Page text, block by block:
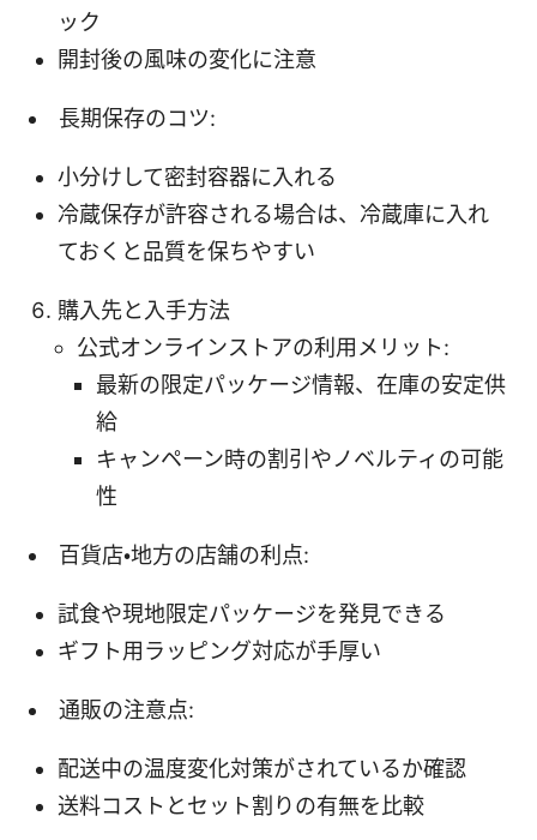
ック
開封後の風味の変化に注意
長期保存のコツ:
小分けして密封容器に入れる
冷蔵保存が許容される場合は、冷蔵庫に入れ
ておくと品質を保ちやすい
購入先と入手方法
公式オンラインストアの利用メリット:
最新の限定パッケージ情報、在庫の安定供
給
キャンペーン時の割引やノベルティの可能
性
百貨店・地方の店舗の利点:
試食や現地限定パッケージを発見できる
ギフト用ラッピング対応が手厚い
通販の注意点:
配送中の温度変化対策がされているか確認
送料コストとセット割りの有無を比較